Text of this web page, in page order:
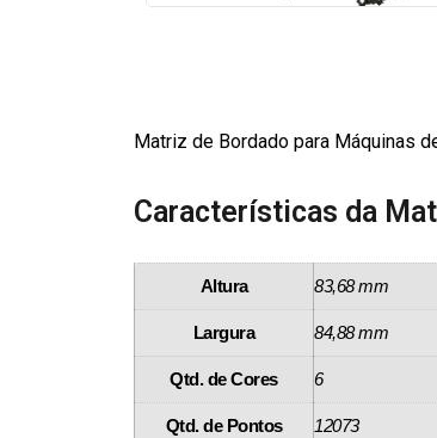
Matriz de Bordado para Máquinas
Características da
Altura 83,68 mm
Largura 84,88 mm
Qtd. de Cores 6
Qtd. de Pontos 12073